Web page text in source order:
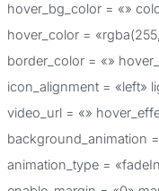
hover_bg_color = «»
hover_color =
border_color = «»
icon_alignment = «left»
video_url = «»
background_animation
animation_type =